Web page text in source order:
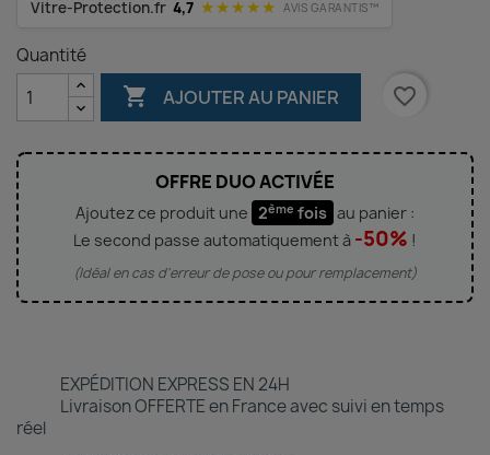
Vitre-Protection.fr 4,7 ★★★★★ AVIS GARANTIS™
Quantité
 AJOUTER AU PANIER favorite_border
OFFRE DUO ACTIVÉE
Ajoutez ce produit une 2ème fois au panier :
Le second passe automatiquement à -50% !
(Idéal en cas d'erreur de pose ou pour remplacement)
EXPÉDITION EXPRESS EN 24H
Livraison OFFERTE en France avec suivi en temps
réel